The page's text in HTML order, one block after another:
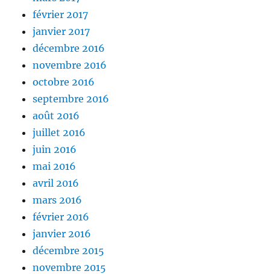
février 2017
janvier 2017
décembre 2016
novembre 2016
octobre 2016
septembre 2016
août 2016
juillet 2016
juin 2016
mai 2016
avril 2016
mars 2016
février 2016
janvier 2016
décembre 2015
novembre 2015